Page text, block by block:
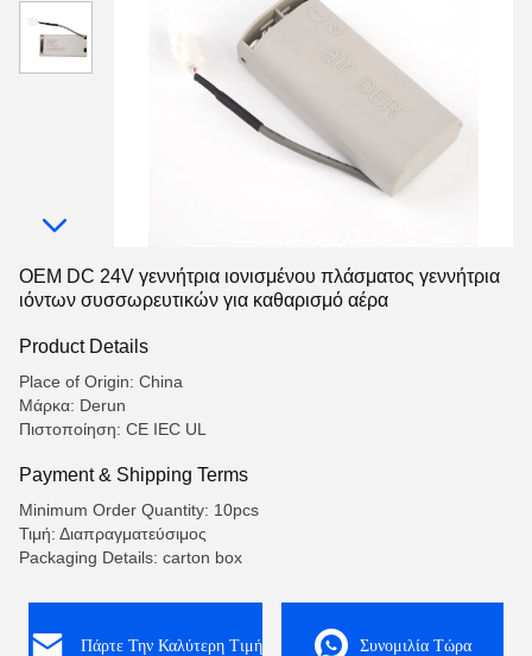
OEM DC 24V γεννήτρια ιονισμένου πλάσματος γεννήτρια
ιόντων συσσωρευτικών για καθαρισμό αέρα
Product Details
Place of Origin: China
Μάρκα: Derun
Πιστοποίηση: CE IEC UL
Payment & Shipping Terms
Minimum Order Quantity: 10pcs
Τιμή: Διαπραγματεύσιμος
Packaging Details: carton box
Πάρτε Την Καλύτερη Τιμή Συνομιλία Τώρα